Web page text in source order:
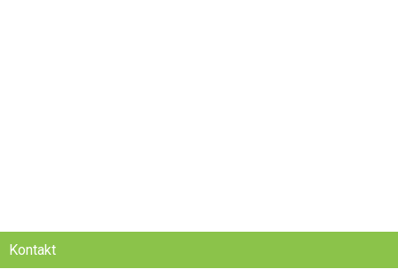
Kontakt